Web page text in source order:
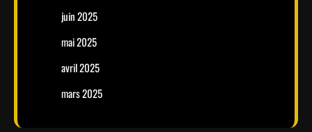
juin 2025
mai 2025
avril 2025
mars 2025